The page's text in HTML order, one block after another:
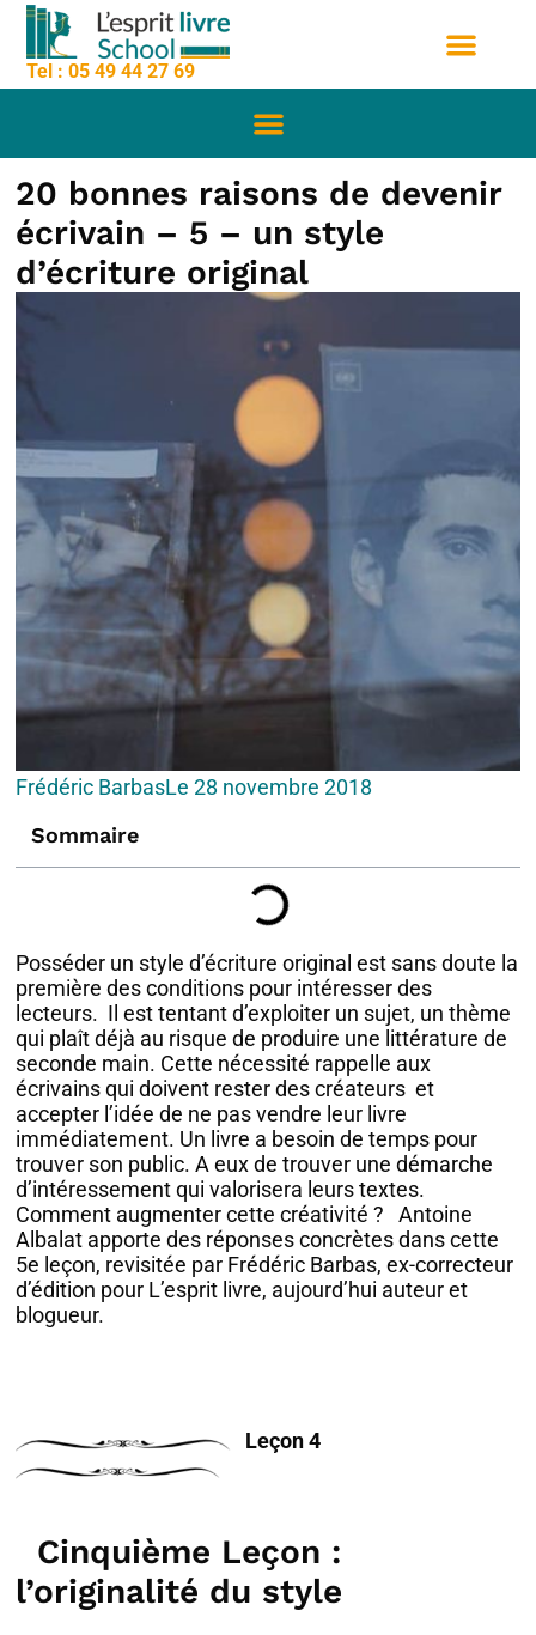
principal
Aller
contenu
Tel : 05 49 44 27 69
20 bonnes raisons de devenir
écrivain – 5 – un style
d’écriture original
Frédéric BarbasLe 28 novembre 2018
Sommaire
Posséder un style d’écriture original est sans doute la
première des conditions pour intéresser des
lecteurs. Il est tentant d’exploiter un sujet, un thème
qui plaît déjà au risque de produire une littérature de
seconde main. Cette nécessité rappelle aux
écrivains qui doivent rester des créateurs et
accepter l’idée de ne pas vendre leur livre
immédiatement. Un livre a besoin de temps pour
trouver son public. A eux de trouver une démarche
d’intéressement qui valorisera leurs textes.
Comment augmenter cette créativité ? Antoine
Albalat apporte des réponses concrètes dans cette
5e leçon, revisitée par Frédéric Barbas, ex-correcteur
d’édition pour L’esprit livre, aujourd’hui auteur et
blogueur.
Leçon 4
Cinquième Leçon :
l’originalité du style